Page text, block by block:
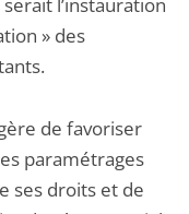
» des
de favoriser
paramétrages
ses droits et de